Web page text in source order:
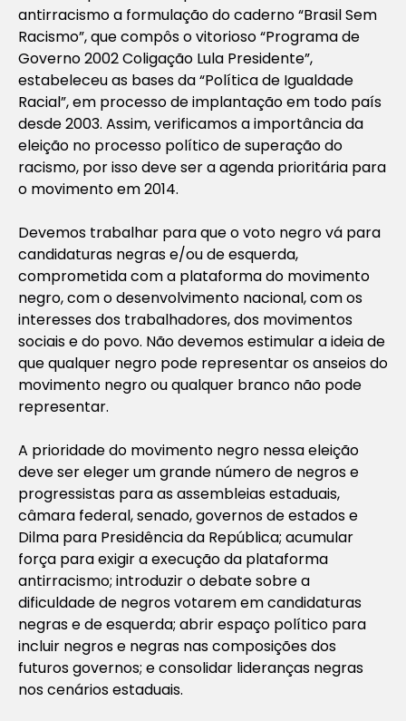
antirracismo a formulação do caderno “Brasil Sem
Racismo”, que compôs o vitorioso “Programa de
Governo 2002 Coligação Lula Presidente”,
estabeleceu as bases da “Política de Igualdade
Racial”, em processo de implantação em todo país
desde 2003. Assim, verificamos a importância da
eleição no processo político de superação do
racismo, por isso deve ser a agenda prioritária para
o movimento em 2014.
Devemos trabalhar para que o voto negro vá para
candidaturas negras e/ou de esquerda,
comprometida com a plataforma do movimento
negro, com o desenvolvimento nacional, com os
interesses dos trabalhadores, dos movimentos
sociais e do povo. Não devemos estimular a ideia de
que qualquer negro pode representar os anseios do
movimento negro ou qualquer branco não pode
representar.
A prioridade do movimento negro nessa eleição
deve ser eleger um grande número de negros e
progressistas para as assembleias estaduais,
câmara federal, senado, governos de estados e
Dilma para Presidência da República; acumular
força para exigir a execução da plataforma
antirracismo; introduzir o debate sobre a
dificuldade de negros votarem em candidaturas
negras e de esquerda; abrir espaço político para
incluir negros e negras nas composições dos
futuros governos; e consolidar lideranças negras
nos cenários estaduais.